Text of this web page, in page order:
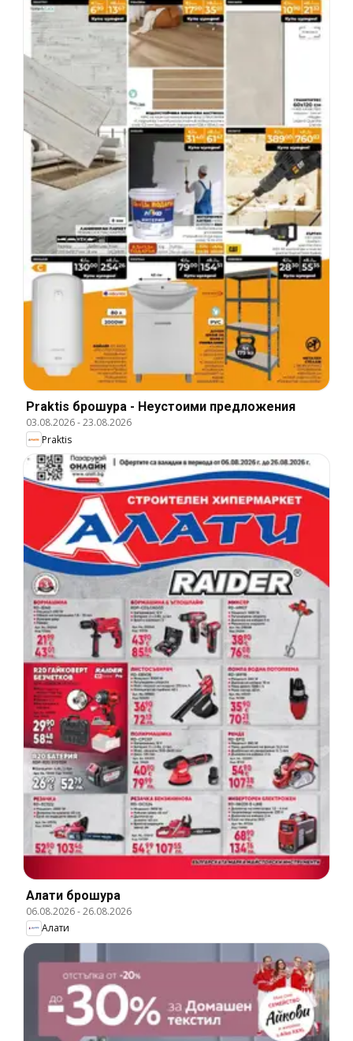
Praktis брошура - Неустоими предложения
03.08.2026-23.08.2026
Praktis
Алати брошура
06.08.2026-26.08.2026
Алати